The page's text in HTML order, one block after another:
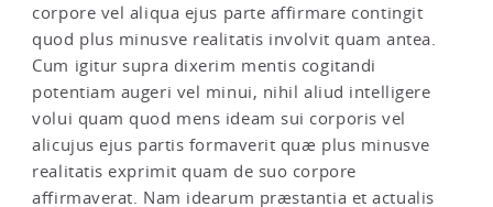
corpore vel aliqua ejus parte affirmare contingit
quod plus minusve realitatis involvit quam antea.
Cum igitur supra dixerim mentis cogitandi
potentiam augeri vel minui, nihil aliud intelligere
volui quam quod mens ideam sui corporis vel
alicujus ejus partis formaverit quæ plus minusve
realitatis exprimit quam de suo corpore
affirmaverat. Nam idearum præstantia et actualis